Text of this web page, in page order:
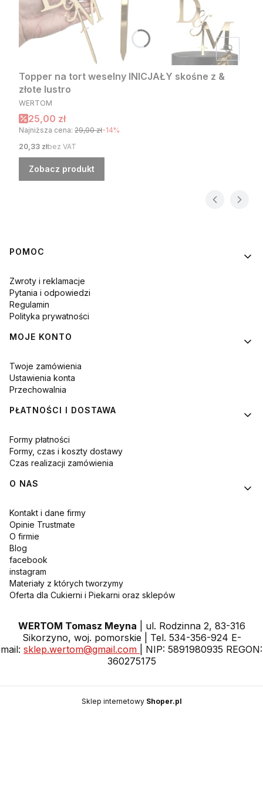
Topper na tort weselny INICJAŁY skośne z &
złote lustro
PRODUCENT
WERTOM
Cena promocyjna
25,00 zł
Najniższa cena: 29,00 zł-14%
Cena
20,33 złbez VAT
Zobacz produkt
Linki w stopce
POMOC
Zwroty i reklamacje
Pytania i odpowiedzi
Regulamin
Polityka prywatności
MOJE KONTO
Twoje zamówienia
Ustawienia konta
Przechowalnia
PŁATNOŚCI I DOSTAWA
Formy płatności
Formy, czas i koszty dostawy
Czas realizacji zamówienia
O NAS
Kontakt i dane firmy
Opinie Trustmate
O firmie
Blog
facebook
instagram
Materiały z których tworzymy
Oferta dla Cukierni i Piekarni oraz sklepów
WERTOM Tomasz Meyna | ul. Rodzinna 2, 83-316
Sikorzyno, woj. pomorskie | Tel. 534-356-924 E-
mail: sklep.wertom@gmail.com
| NIP: 5891980935 REGON:
360275175
Sklep internetowy Shoper.pl